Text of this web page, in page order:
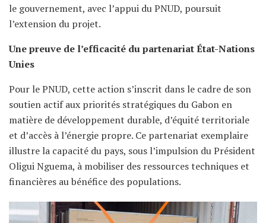
le gouvernement, avec l’appui du PNUD, poursuit
l’extension du projet.
Une preuve de l’efficacité du partenariat État-Nations
Unies
Pour le PNUD, cette action s’inscrit dans le cadre de son
soutien actif aux priorités stratégiques du Gabon en
matière de développement durable, d’équité territoriale
et d’accès à l’énergie propre. Ce partenariat exemplaire
illustre la capacité du pays, sous l’impulsion du Président
Oligui Nguema, à mobiliser des ressources techniques et
financières au bénéfice des populations.